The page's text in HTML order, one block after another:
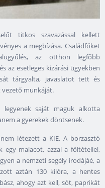
titkos szavazással kellett
a megbízása. Családfőket
az otthon legfőbb
az esetleges kizárási ügyekben
tárgyalta, javaslatot tett és
munkáját.
saját maguk alkotta
a gyerekek döntsenek.
létezett a KIE. A borzasztó
egy malacot, azzal a föltétellel,
a nemzeti segély irodájáé, a
aztán 130 kilóra, a hentes
ahogy azt kell, sót, paprikát